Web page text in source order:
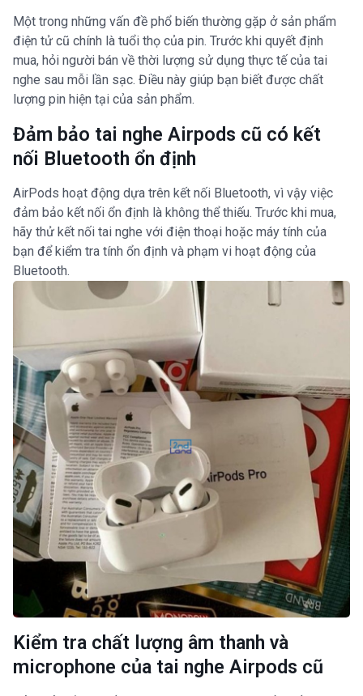
Một trong những vấn đề phổ biến thường gặp ở sản phẩm
điện tử cũ chính là tuổi thọ của pin. Trước khi quyết định
mua, hỏi người bán về thời lượng sử dụng thực tế của tai
nghe sau mỗi lần sạc. Điều này giúp bạn biết được chất
lượng pin hiện tại của sản phẩm.
Đảm bảo tai nghe Airpods cũ có kết
nối Bluetooth ổn định
AirPods hoạt động dựa trên kết nối Bluetooth, vì vậy việc
đảm bảo kết nối ổn định là không thể thiếu. Trước khi mua,
hãy thử kết nối tai nghe với điện thoại hoặc máy tính của
bạn để kiểm tra tính ổn định và phạm vi hoạt động của
Bluetooth.
Kiểm tra chất lượng âm thanh và
microphone của tai nghe Airpods cũ